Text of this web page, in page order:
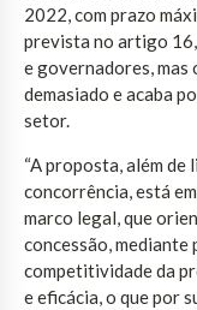
2022, com prazo
prevista no artigo
e governadores,
demasiado e acaba
setor.
“A proposta, além
concorrência, está
marco legal, que
concessão,
competitividade da
e eficácia, o que por